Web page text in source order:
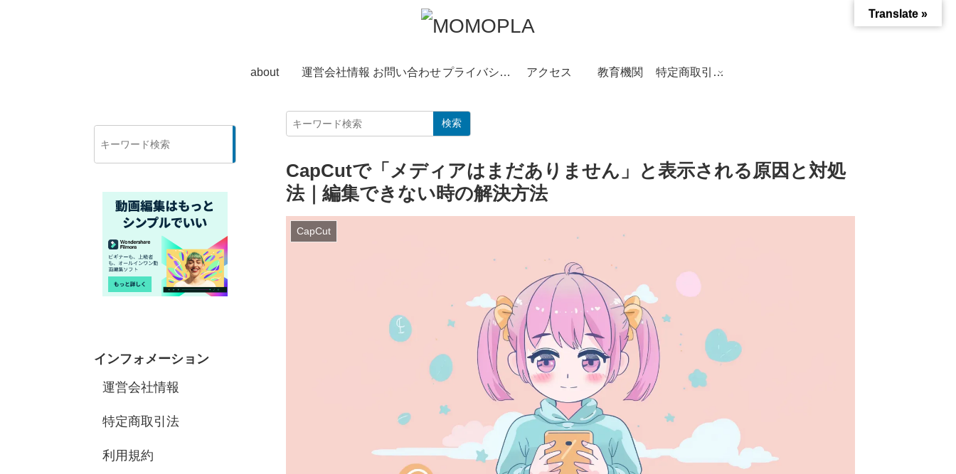
about 運営会社情報 お問い合わせ プライバシーポリシー アクセス 教育機関 特定商取引法に基づく表記
検索
CapCutで「メディアはまだありません」と表示される原因と対処
法｜編集できない時の解決方法
CapCut
インフォメーション
運営会社情報
特定商取引法
利用規約
Translate »